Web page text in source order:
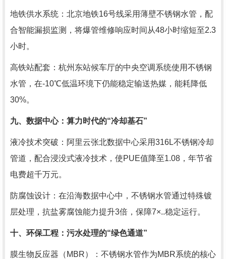
地铁供水系统：北京地铁16号线采用薄壁不锈钢水管，配
合智能漏损监测，将爆管维修响应时间从48小时缩短至2.3
小时。
高铁站配套：杭州东站候车厅的中央空调系统使用不锈钢
水管，在-10℃低温环境下仍能稳定输送热媒，能耗降低
30%。
九、数据中心：算力时代的“冷却基石”
液冷技术突破：阿里云张北数据中心采用316L不锈钢冷却
管道，配合浸没式液冷技术，使PUE值降至1.08，年节省
电费超千万元。
防腐蚀设计：在沿海数据中心中，不锈钢水管通过特殊镀
层处理，抗盐雾腐蚀能力提升3倍，保障7×..稳定运行。
十、环保工程：污水处理的“绿色通道”
膜生物反应器（MBR）：不锈钢水管作为MBR系统的核心